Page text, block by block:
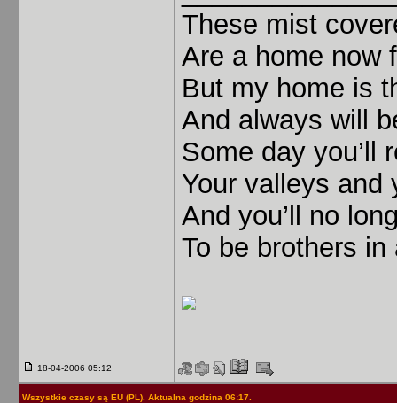
These mist
Are a home now
But my home is
And always will
Some day you’ll
Your valleys and
And you’ll no
To be brothers in
18-04-2006 05:12
Wszystkie czasy są EU (PL). Aktualna godzina 06:17.